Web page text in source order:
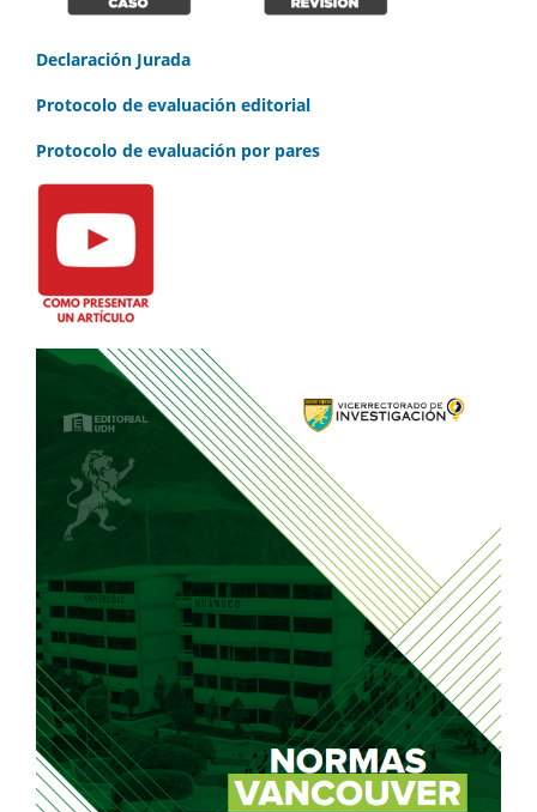
Declaración Jurada
Protocolo de evaluación editorial
Protocolo de evaluación por pares